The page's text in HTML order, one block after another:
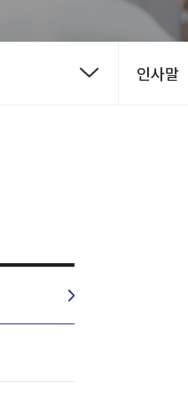
인사말